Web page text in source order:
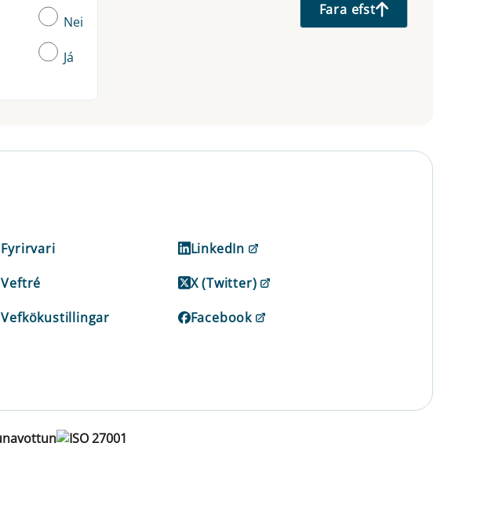
Nei
Já
Fara efst
Fyrirvari
Veftré
Vefkökustillingar
LinkedIn
X (Twitter)
Facebook